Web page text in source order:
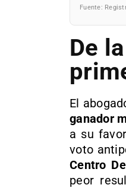
Fuente:
De
El
ganador
a su
voto
Centro
peor